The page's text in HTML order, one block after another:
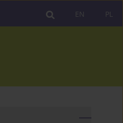
PL
EN